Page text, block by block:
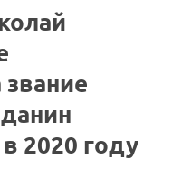
2020 году